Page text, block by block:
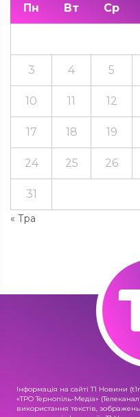
Пн Вт Ср
« Тра
3 4 5
10 11 12
17 18 19
24 25 26
31
Інформація на сайті Т1 Новини
«ТРО Тернопіль-Медіа»
використання текстів,